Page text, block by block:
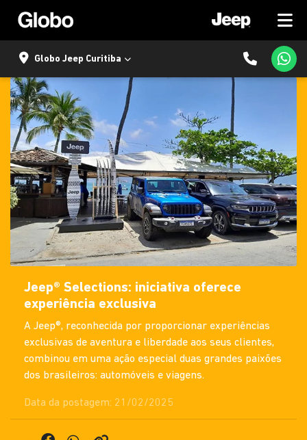
Globo Jeep Curitiba
Jeep® Selections: iniciativa oferece
experiência exclusiva
A Jeep®, reconhecida por proporcionar experiências
exclusivas de aventura e liberdade aos seus clientes,
combinou em uma ação especial duas grandes paixões
dos brasileiros: automóveis e viagens.
Data da postagem: 21/02/2025